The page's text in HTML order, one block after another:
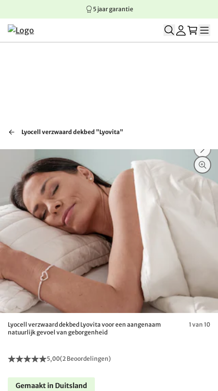
Springen naar hoofdinhoud
Springen naar hoofdnavigatie
Springen naar voettekst
5 jaar garantie
Lyocell verzwaard dekbed "Lyovita"
Lyocell verzwaard dekbed Lyovita voor een aangenaam
natuurlijk gevoel van geborgenheid
1 van 10
5,00(2 Beoordelingen)
Gemaakt in Duitsland